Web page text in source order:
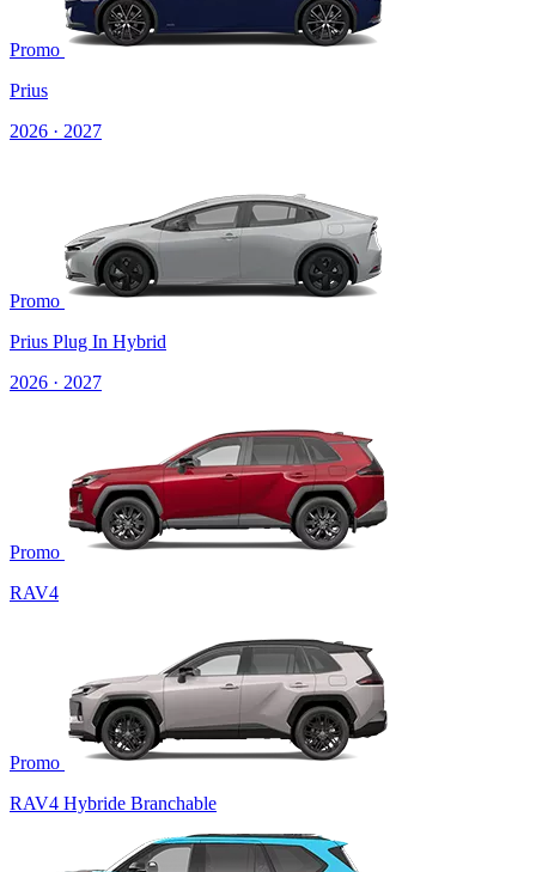
Promo
Prius
2026 · 2027
Promo
Prius Plug In Hybrid
2026 · 2027
Promo
RAV4
Promo
RAV4 Hybride Branchable